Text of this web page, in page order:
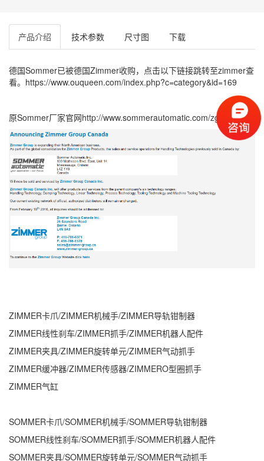
产品介绍 技术参数 尺寸图 下载
德国Sommer已被德国Zimmer收购，点击以下链接跳转至zimmer查
看。 https://www.ouqueen.com/index.php?c=category&id=169
原Sommer厂家官网http://www.sommerautomatic.com/zgc.html
ZIMMER卡爪/ZIMMER机械手/ZIMMER导轨钳制器
ZIMMER线性刹车/ZIMMER抓手/ZIMMER机器人配件
ZIMMER夹具/ZIMMER旋转单元/ZIMMER气动抓手
ZIMMER缓冲器/ZIMMER传感器/ZIMMERO型圈抓手
ZIMMER气缸
SOMMER卡爪/SOMMER机械手/SOMMER导轨钳制器
SOMMER线性刹车/SOMMER抓手/SOMMER机器人配件
SOMMER夹具/SOMMER旋转单元/SOMMER气动抓手